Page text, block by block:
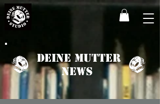
Deine Mutter
News